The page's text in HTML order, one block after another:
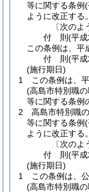
等に関する条例(
ように改正する。
〔次のよ
付 則(平
この条例は、平
付 則(平
(施行期日)
1
この条例は、
(高島市特別職
等に関する条例
2
高島市特別職
等に関する条例(
ように改正する。
〔次のよ
付 則(平
(施行期日)
1
この条例は、
(高島市特別職